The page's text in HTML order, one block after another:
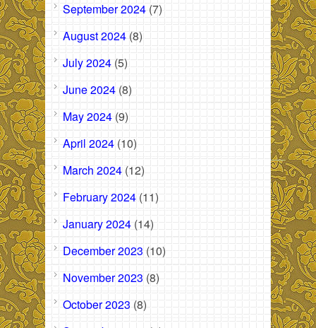
September 2024 (7)
August 2024 (8)
July 2024 (5)
June 2024 (8)
May 2024 (9)
April 2024 (10)
March 2024 (12)
February 2024 (11)
January 2024 (14)
December 2023 (10)
November 2023 (8)
October 2023 (8)